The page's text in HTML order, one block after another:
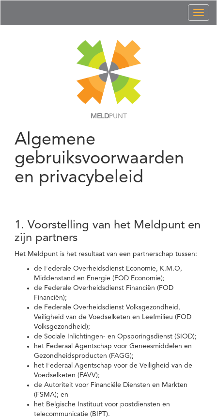
MELDPUNT
Algemene
gebruiksvoorwaarden
en privacybeleid
1. Voorstelling van het Meldpunt en
zijn partners
Het Meldpunt is het resultaat van een partnerschap tussen:
de Federale Overheidsdienst Economie, K.M.O,
Middenstand en Energie (FOD Economie);
de Federale Overheidsdienst Financiën (FOD
Financiën);
de Federale Overheidsdienst Volksgezondheid,
Veiligheid van de Voedselketen en Leefmilieu (FOD
Volksgezondheid);
de Sociale Inlichtingen- en Opsporingsdienst (SIOD);
het Federaal Agentschap voor Geneesmiddelen en
Gezondheidsproducten (FAGG);
het Federaal Agentschap voor de Veiligheid van de
Voedselketen (FAVV);
de Autoriteit voor Financiële Diensten en Markten
(FSMA); en
het Belgische Instituut voor postdiensten en
telecommunicatie (BIPT).